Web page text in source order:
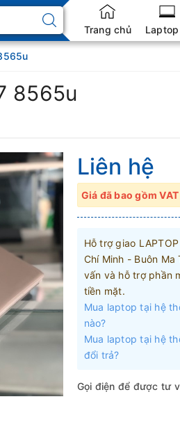
Trang chủ Laptop
8565u
Liên hệ
Giá đã bao gồm VAT
Hỗ trợ giao
Chí Minh - Buôn
vấn và hỗ trợ phần
tiền mặt.
Mua laptop tại hệ
nào?
Mua laptop tại hệ
đổi trả?
Gọi điện để được tư